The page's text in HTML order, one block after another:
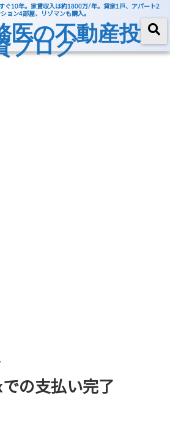
ぐ10年。家賃収入は約1800万/年。貸家1戸、アパート2
ョン4部屋、リゾマンも購入。
医の不動産投
ブログ
の支払い完了